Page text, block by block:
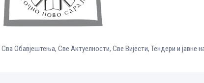
Сва Обавјештења, Све Aктуелности, Све Вијести, Тендери и јавне